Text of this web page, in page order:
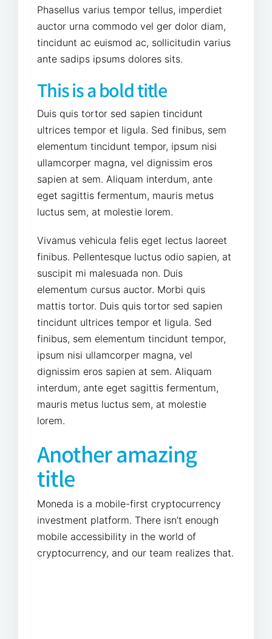
Phasellus varius tempor tellus, imperdiet
auctor urna commodo vel ger dolor diam,
tincidunt ac euismod ac, sollicitudin varius
ante sadips ipsums dolores sits.
This is a bold title
Duis quis tortor sed sapien tincidunt
ultrices tempor et ligula. Sed finibus, sem
elementum tincidunt tempor, ipsum nisi
ullamcorper magna, vel dignissim eros
sapien at sem. Aliquam interdum, ante
eget sagittis fermentum, mauris metus
luctus sem, at molestie lorem.
Vivamus vehicula felis eget lectus laoreet
finibus. Pellentesque luctus odio sapien, at
suscipit mi malesuada non. Duis
elementum cursus auctor. Morbi quis
mattis tortor. Duis quis tortor sed sapien
tincidunt ultrices tempor et ligula. Sed
finibus, sem elementum tincidunt tempor,
ipsum nisi ullamcorper magna, vel
dignissim eros sapien at sem. Aliquam
interdum, ante eget sagittis fermentum,
mauris metus luctus sem, at molestie
lorem.
Another amazing
title
Moneda is a mobile-first cryptocurrency
investment platform. There isn’t enough
mobile accessibility in the world of
cryptocurrency, and our team realizes that.